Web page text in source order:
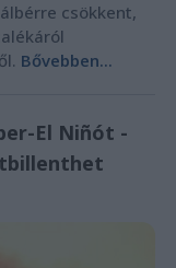
csökkent,
Bővebben...
El Niñót -